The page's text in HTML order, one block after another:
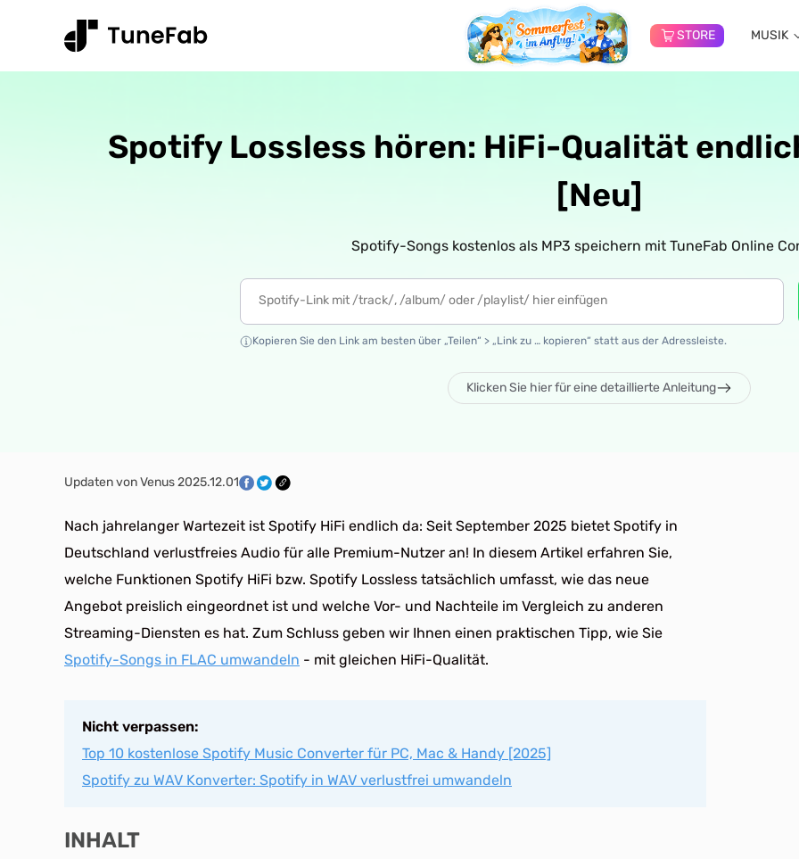
STORE MUSIK
Spotify Lossless hören: HiFi-Qualität
[Neu]
Spotify-Songs kostenlos als MP3 speichern mit TuneFab Online
Kopieren Sie den Link am besten über „Teilen“ > „Link zu … kopieren“ statt aus der Adressleiste.
Klicken Sie hier für eine detaillierte Anleitung
Updaten von Venus 2025.12.01
Nach jahrelanger Wartezeit ist Spotify HiFi endlich da: Seit September 2025 bietet Spotify in
Deutschland verlustfreies Audio für alle Premium-Nutzer an! In diesem Artikel erfahren Sie,
welche Funktionen Spotify HiFi bzw. Spotify Lossless tatsächlich umfasst, wie das neue
Angebot preislich eingeordnet ist und welche Vor- und Nachteile im Vergleich zu anderen
Streaming-Diensten es hat. Zum Schluss geben wir Ihnen einen praktischen Tipp, wie Sie
Spotify-Songs in FLAC umwandeln - mit gleichen HiFi-Qualität.
Nicht verpassen:
Top 10 kostenlose Spotify Music Converter für PC, Mac & Handy [2025]
Spotify zu WAV Konverter: Spotify in WAV verlustfrei umwandeln
INHALT